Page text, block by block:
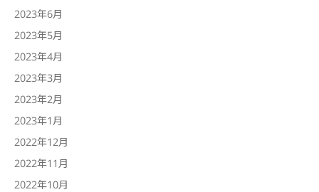
2023年6月
2023年5月
2023年4月
2023年3月
2023年2月
2023年1月
2022年12月
2022年11月
2022年10月